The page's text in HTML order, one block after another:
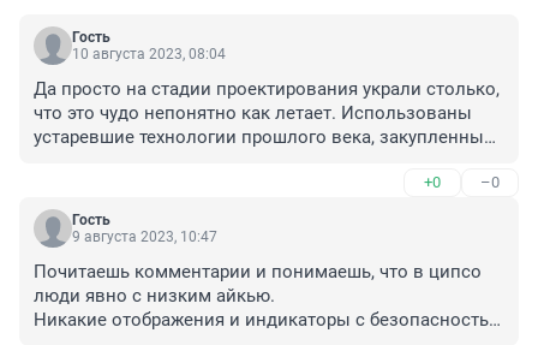
Гость
10 августа 2023, 08:04
Да просто на стадии проектирования украли столько,
что это чудо непонятно как летает. Использованы
устаревшие технологии прошлого века, закупленные
+0 –0
Гость
9 августа 2023, 10:47
Почитаешь комментарии и понимаешь, что в ципсо
люди явно с низким айкью.
Никакие отображения и индикаторы с безопасностью